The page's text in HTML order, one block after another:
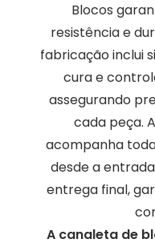
Blocos
resistência e
fabricação inclui
cura e
assegurando
cada peça.
acompanha
desde a
entrega final,
A canaleta de